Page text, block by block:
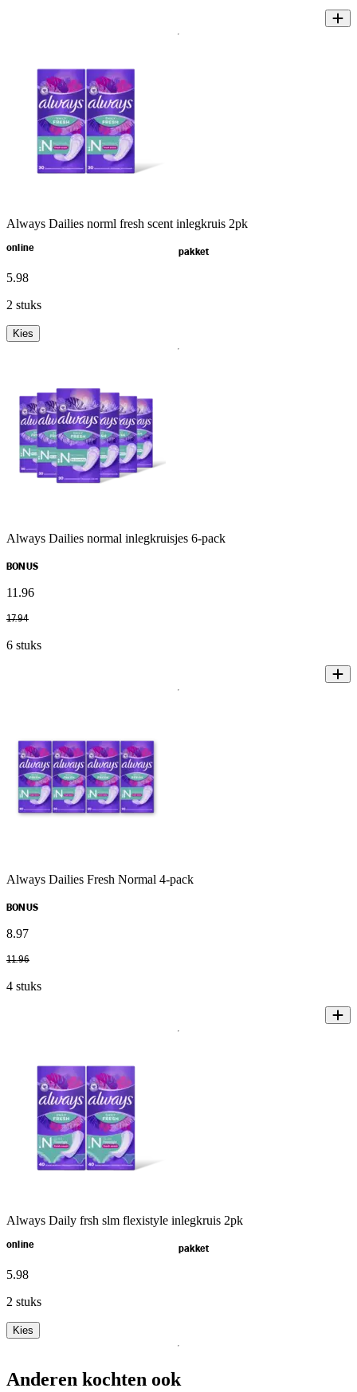
Always Dailies norml fresh scent inlegkruis 2pk
online pakket
5.98
2 stuks
Kies
Always Dailies normal inlegkruisjes 6-pack
BONUS
11 .96
17.94
6 stuks
Always Dailies Fresh Normal 4-pack
BONUS
8.97
11.96
4 stuks
Always Daily frsh slm flexistyle inlegkruis 2pk
online pakket
5.98
2 stuks
Kies
Anderen kochten ook